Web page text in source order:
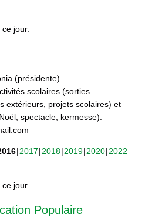
jour.
(présidente)
scolaires (sorties
extérieurs, projets scolaires) et
spectacle, kermesse).
2017 2018 2019 2020 2022
jour.
Populaire